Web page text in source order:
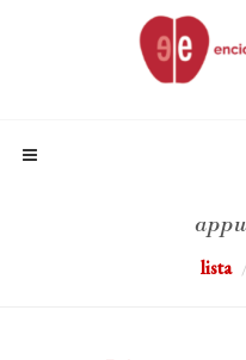
lista